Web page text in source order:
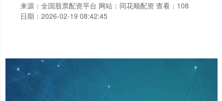
来源：全国股票配资平台 网站：同花顺配资 查看：108
日期：2026-02-19 08:42:45